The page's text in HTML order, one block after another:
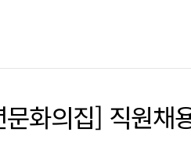
화의집] 직원채